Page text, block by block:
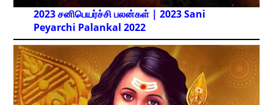
2023 சனிபெயர்ச்சி பலன்கள் | 2023 Sani
Peyarchi Palankal 2022